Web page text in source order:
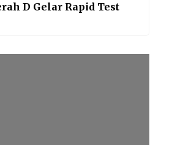
D Gelar Rapid Test